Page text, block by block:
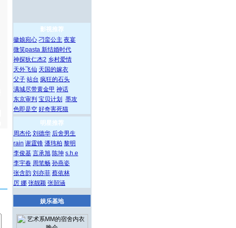
影视推荐
徽娘宛心 刁蛮公主 夜宴
微笑pasta 新结婚时代
神探狄仁杰2 乡村爱情
天外飞仙 天国的嫁衣
父子 站台 疯狂的石头
满城尽带黄金甲 神话
东京审判 宝贝计划
墨攻
色即是空 好奇害死猫
明星推荐
周杰伦 刘德华 后舍男生
rain 谢霆锋 潘玮柏 黎明
李俊基 言承旭 陈坤 s.h.e
李宇春 周笔畅 孙燕姿
张含韵 刘亦菲 蔡依林
厉 娜 张靓颖 张韶涵
娱乐基地